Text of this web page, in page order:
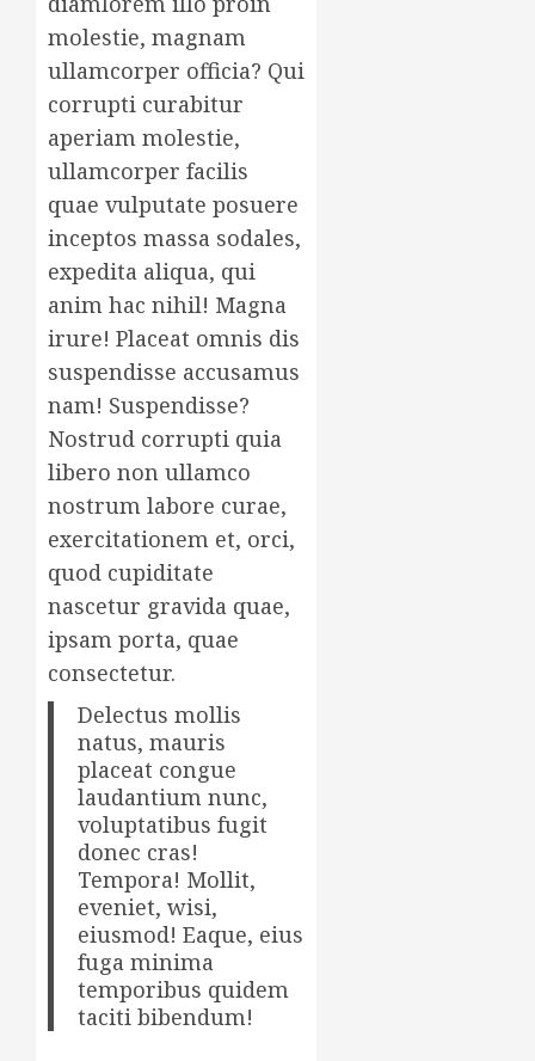
molestie, magnam
ullamcorper officia? Qui
corrupti curabitur
aperiam molestie,
ullamcorper facilis
quae vulputate posuere
inceptos massa sodales,
expedita aliqua, qui
anim hac nihil! Magna
irure! Placeat omnis dis
suspendisse accusamus
nam! Suspendisse?
Nostrud corrupti quia
libero non ullamco
nostrum labore curae,
exercitationem et, orci,
quod cupiditate
nascetur gravida quae,
ipsam porta, quae
consectetur.
Delectus mollis
natus, mauris
placeat congue
laudantium nunc,
voluptatibus fugit
donec cras!
Tempora! Mollit,
eveniet, wisi,
eiusmod! Eaque, eius
fuga minima
temporibus quidem
taciti bibendum!